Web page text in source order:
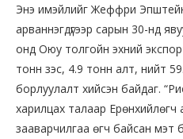
Энэ имэйлийг Жеффри
арваннэгдүгээр сарын 30-нд
онд Оюу толгойн эхний
тонн зэс, 4.9 тонн алт, нийт
борлуулалт хийсэн байдаг.
харилцах талаар
зааварчилгаа өгч байсан мэт